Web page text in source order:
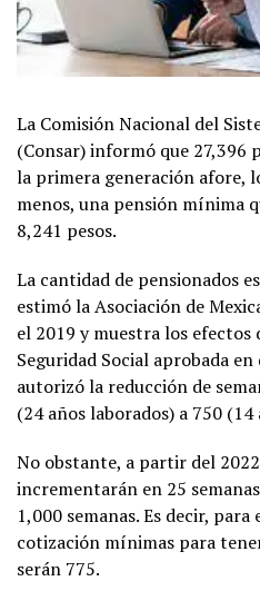
La Comisión Nacional del
(Consar) informó que 27,396
la primera generación afore,
menos, una pensión mínima
8,241 pesos.
La cantidad de pensionados
estimó la Asociación de
el 2019 y muestra los efectos
Seguridad Social aprobada
autorizó la reducción de
(24 años laborados) a 750 (14
No obstante, a partir del
incrementarán en 25
1,000 semanas. Es decir, para
cotización mínimas para
serán 775.